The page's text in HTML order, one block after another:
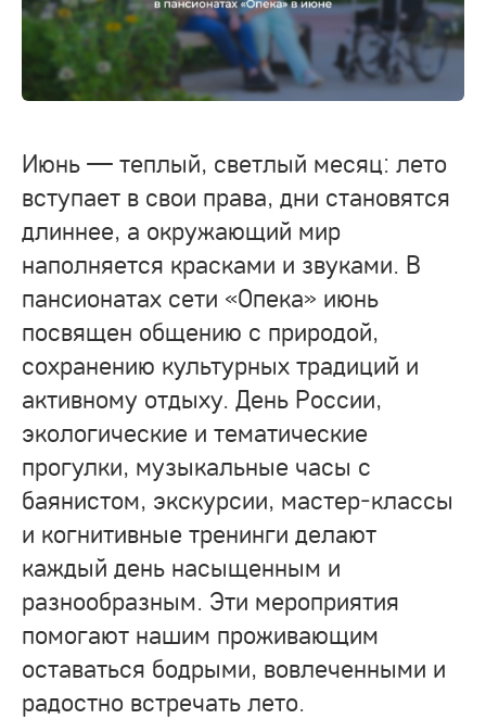
Июнь — теплый, светлый месяц: лето
вступает в свои права, дни становятся
длиннее, а окружающий мир
наполняется красками и звуками. В
пансионатах сети «Опека» июнь
посвящен общению с природой,
сохранению культурных традиций и
активному отдыху. День России,
экологические и тематические
прогулки, музыкальные часы с
баянистом, экскурсии, мастер‑классы
и когнитивные тренинги делают
каждый день насыщенным и
разнообразным. Эти мероприятия
помогают нашим проживающим
оставаться бодрыми, вовлеченными и
радостно встречать лето.